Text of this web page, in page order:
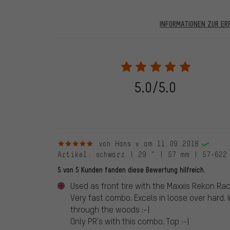
INFORMATIONEN ZUR
28.05.2022 werden nur Bewertungen veröffentlicht,
eine Bestellnummer angegeben wird. Wir schalten
frei. Alle verifizierten Bewertungen sind mit einem
dem 28.05.2022 und ab dem 28.05.2022. Vor dem
die bewertete Ware nicht bei uns gekauft haben.
veröffentlichen alle ordnungsgemäß abgegebenen
5.0/5.0
5 von 5 Sternenvon Hans v. am 11.09.2018
Artikel : schwarz | 29 " | 57 mm | 57-
5 von 5 Kunden fanden diese Bewertung hilfreich.
Used as front tire with the Maxxis Rekon
Very fast combo. Excels in loose over
through the woods :-)
Only PR's with this combo. Top :-)